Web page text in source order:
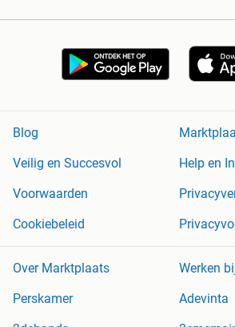
Blog
Veilig en Succesvol
Help en
Voorwaarden
Cookiebeleid
Over Marktplaats
Werken
Perskamer
Adevinta